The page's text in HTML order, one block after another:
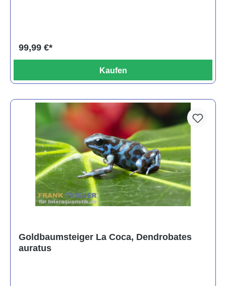
99,99 €*
Kaufen
Goldbaumsteiger La Coca, Dendrobates
auratus